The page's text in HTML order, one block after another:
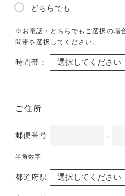
どちらでも
※お電話・どちらでもご選択の場
間帯を選択してください。
時間帯：
ご住所
郵便番号 -
半角数字
都道府県